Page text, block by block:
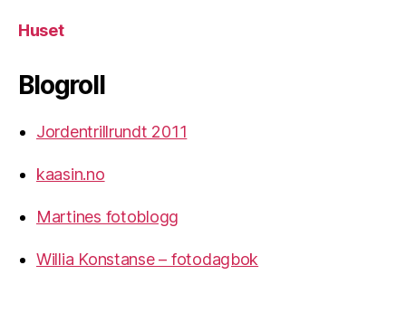
Huset
Blogroll
Jordentrillrundt 2011
kaasin.no
Martines fotoblogg
Willia Konstanse – fotodagbok